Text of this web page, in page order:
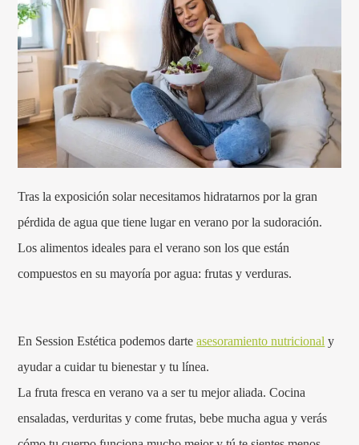
Tras la exposición solar necesitamos hidratarnos por la gran
pérdida de agua que tiene lugar en verano por la sudoración.
Los alimentos ideales para el verano son los que están
compuestos en su mayoría por agua: frutas y verduras.
En Session Estética podemos darteasesoramiento nutricional y
ayudar a cuidar tu bienestar y tu línea.
La fruta fresca en verano va a ser tu mejor aliada. Cocina
ensaladas, verduritas y come frutas, bebe mucha agua y verás